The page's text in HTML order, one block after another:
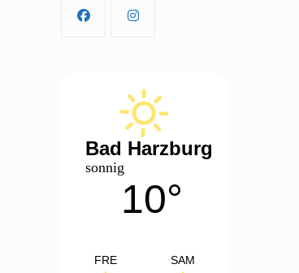
new
tab
Bad Harzburg
sonnig
10°
FRE SAM